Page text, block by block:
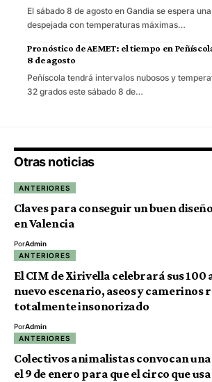
El sábado 8 de agosto en Gandia se espera
despejada con temperaturas máximas…
Pronóstico de AEMET: el tiempo en
8 de agosto
Peñíscola tendrá intervalos nubosos y
32 grados este sábado 8 de…
Otras noticias
ANTERIORES
Claves para conseguir un buen
en Valencia
PorAdmin
ANTERIORES
El CIM de Xirivella celebrará sus 100
nuevo escenario, aseos y camerinos
totalmente insonorizado
PorAdmin
ANTERIORES
Colectivos animalistas convocan
el 9 de enero para que el circo que